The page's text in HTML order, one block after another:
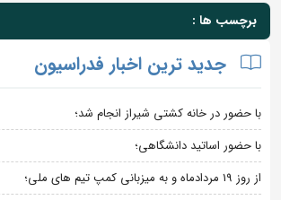
برچسب ها :
جدید ترین اخبار فدراسیون
با حضور در خانه کشتی شیراز انجام شد؛
با حضور اساتید دانشگاهی؛
از روز 19 مردادماه و به میزبانی کمپ تیم های ملی؛